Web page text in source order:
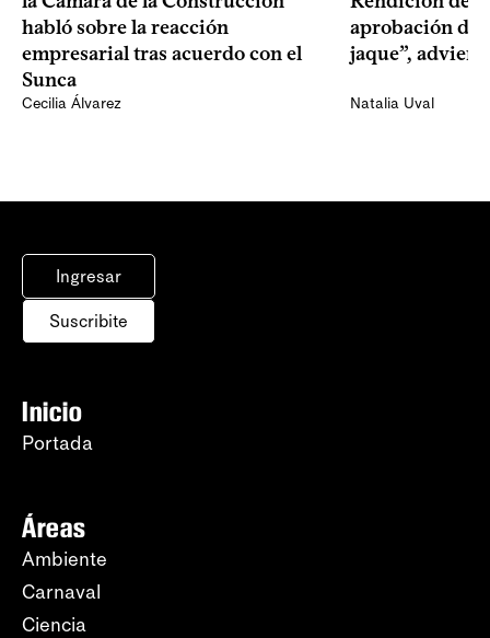
habló sobre la reacción
empresarial tras acuerdo con el
Sunca
Cecilia Álvarez
aprobación del
jaque”,
Natalia Uval
Ingresar
Suscribite
Inicio
Portada
Áreas
Ambiente
Carnaval
Ciencia